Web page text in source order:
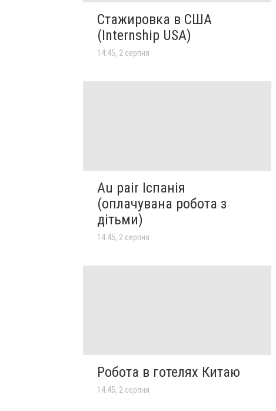
Стажировка в США
(Internship USA)
14:45, 2 серпня
Au pair Іспанія
(оплачувана робота з
дітьми)
14:45, 2 серпня
Робота в готелях Китаю
14:45, 2 серпня